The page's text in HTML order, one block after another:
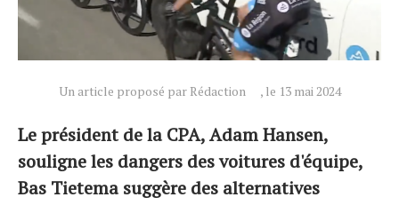
Un article proposé par Rédaction , le 13 mai 2024
Le président de la CPA, Adam Hansen,
souligne les dangers des voitures d'équipe,
Bas Tietema suggère des alternatives
Actualités
Tests de produits
Conseils
Tendances